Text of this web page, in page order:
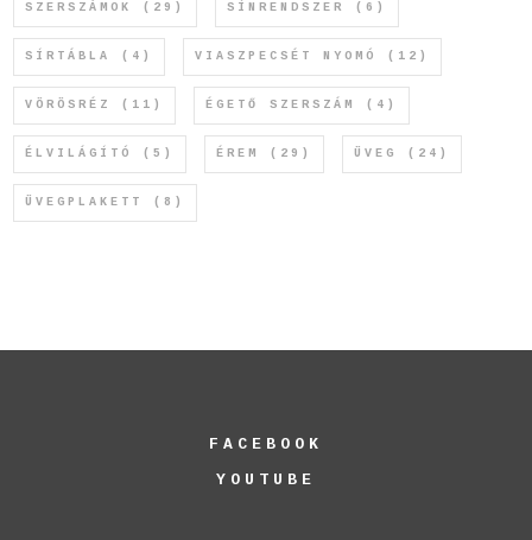
SZERSZÁMOK (29) SÍNRENDSZER (6)
SÍRTÁBLA (4) VIASZPECSÉT NYOMÓ (12)
VÖRÖSRÉZ (11) ÉGETŐ SZERSZÁM (4)
ÉLVILÁGÍTÓ (5) ÉREM (29) ÜVEG (24)
ÜVEGPLAKETT (8)
FACEBOOK
YOUTUBE